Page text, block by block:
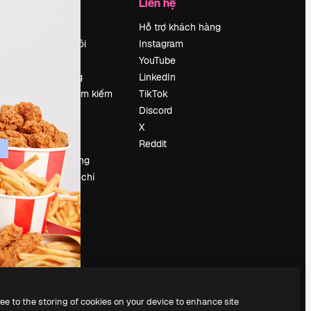
Về chúng tôi
Tuyển dụng
Xu hướng tìm kiếm
Blog
Sự kiện
Slidesgo
Bán nội dung
Phòng báo chí
Tìm kiếm
magnific.ai
Hỗ trợ khách hàng
Instagram
YouTube
LinkedIn
TikTok
Discord
X
Reddit
to the storing of cookies on your device to enhance site